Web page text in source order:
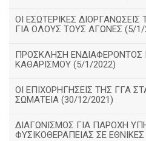
ΟΙ ΕΣΩΤΕΡΙΚΕΣ ΔΙΟΡΓΑΝΩΣΕΙΣ
ΓΙΑ ΟΛΟΥΣ ΤΟΥΣ ΑΓΩΝΕΣ (5/1/
ΠΡΟΣΚΛΗΣΗ ΕΝΔΙΑΦΕΡΟΝΤΟΣ
ΚΑΘΑΡΙΣΜΟΥ (5/1/2022)
ΟΙ ΕΠΙΧΟΡΗΓΗΣΕΙΣ ΤΗΣ ΓΓΑ
ΣΩΜΑΤΕΙΑ (30/12/2021)
ΔΙΑΓΩΝΙΣΜΟΣ ΓΙΑ ΠΑΡΟΧΗ
ΦΥΣΙΚΟΘΕΡΑΠΕΙΑΣ ΣΕ